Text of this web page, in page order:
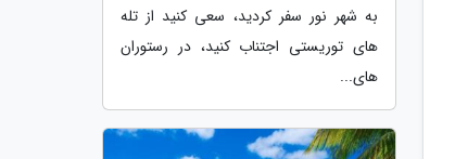
به شهر نور سفر کردید، سعی کنید از تله
های توریستی اجتناب کنید، در رستوران
های...